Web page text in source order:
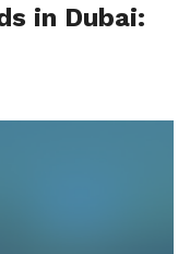
in Dubai: